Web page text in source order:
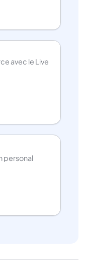
avec le Live
personal